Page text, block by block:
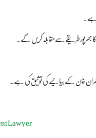
ہے۔
کریں گے۔
خان کے بیانیے کی توثیق کی ہے۔
Lawyer